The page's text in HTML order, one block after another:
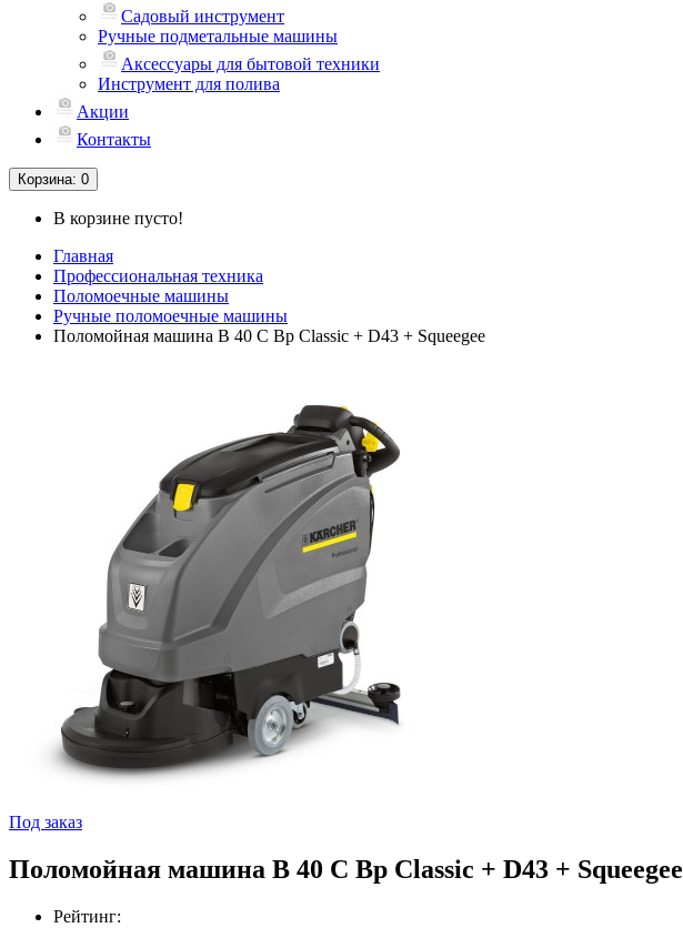
Садовый инструмент
Ручные подметальные машины
Аксессуары для бытовой техники
Инструмент для полива
Акции
Контакты
Корзина: 0
В корзине пусто!
Главная
Профессиональная техника
Поломоечные машины
Ручные поломоечные машины
Поломойная машина B 40 C Bp Classic + D43 + Squeegee
Под заказ
Поломойная машина B 40 C Bp Classic + D43 + Squeegee
Рейтинг: